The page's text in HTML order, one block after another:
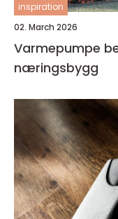
inspiration
02. March 2026
Varmepumpe
næringsbygg